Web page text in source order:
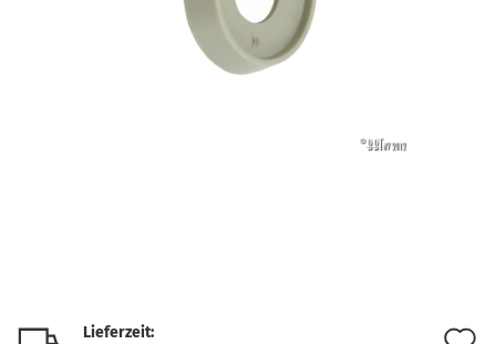
Lieferzeit: